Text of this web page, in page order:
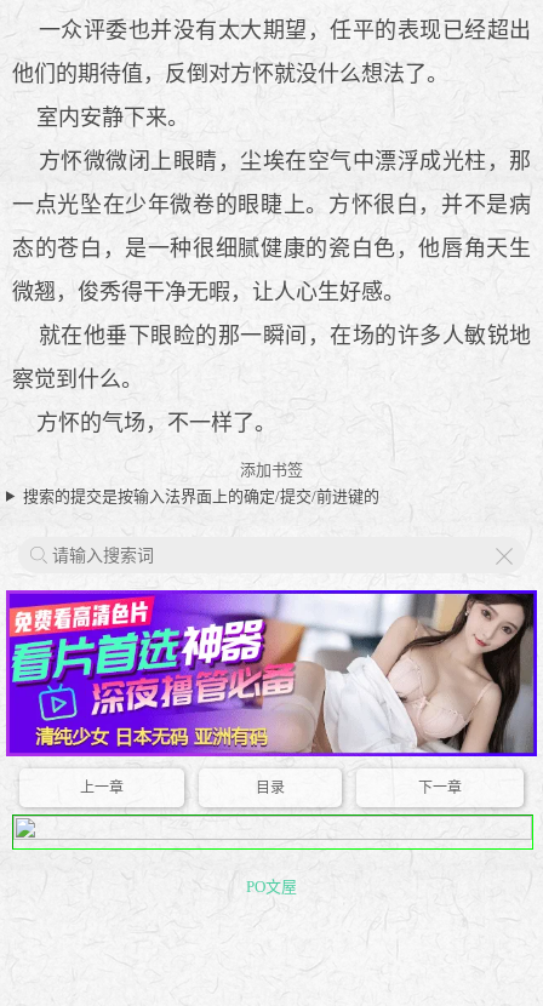
一众评委也并没有太大期望，任平的表现已经超出
他们的期待值，反倒对方怀就没什么想法了。
室内安静下来。
方怀微微闭上眼睛，尘埃在空气中漂浮成光柱，那
一点光坠在少年微卷的眼睫上。方怀很白，并不是病
态的苍白，是一种很细腻健康的瓷白色，他唇角天生
微翘，俊秀得干净无暇，让人心生好感。
就在他垂下眼睑的那一瞬间，在场的许多人敏锐地
察觉到什么。
方怀的气场，不一样了。
添加书签
搜索的提交是按输入法界面上的确定/提交/前进键的
上一章 目录 下一章
PO文屋